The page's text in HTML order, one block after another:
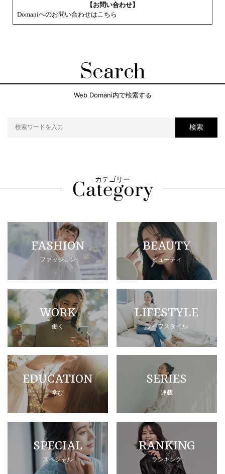
【お問い合わせ】
Domaniへのお問い合わせはこちら
Search
Web Domani内で検索する
検索
カテゴリー
FASHION
ファッション
BEAUTY
ビューティ
WORK
働く
LIFESTYLE
ライフスタイル
EDUCATION
学び
SERIES
連載
SPECIAL
スペシャル
RANKING
ランキング